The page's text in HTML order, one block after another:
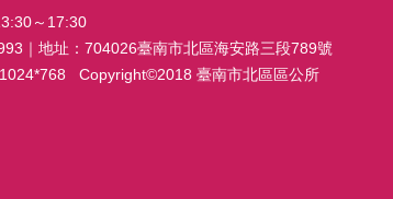
～17:30
｜地址：704026臺南市北區海安路三段789號
Copyright©2018 臺南市北區區公所